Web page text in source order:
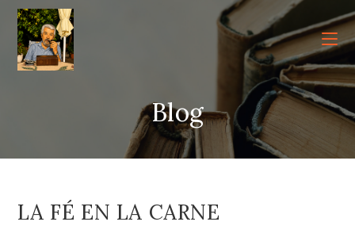
contenido
Blog
LA FÉ EN LA CARNE